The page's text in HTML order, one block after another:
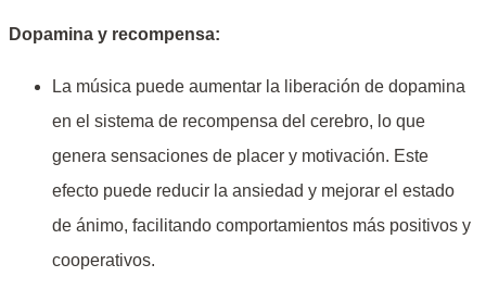
Dopamina y recompensa:
La música puede aumentar la liberación de dopamina
en el sistema de recompensa del cerebro, lo que
genera sensaciones de placer y motivación. Este
efecto puede reducir la ansiedad y mejorar el estado
de ánimo, facilitando comportamientos más positivos y
cooperativos.